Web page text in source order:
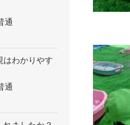
通
はわかりやす
通